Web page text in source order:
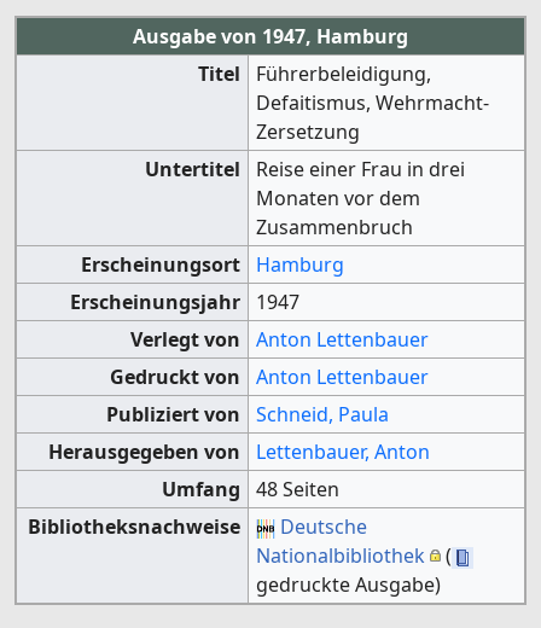
Ausgabe von 1947, Hamburg
Titel
Führerbeleidigung,
Defaitismus, Wehrmacht-
Zersetzung
Untertitel
Reise einer Frau in drei
Monaten vor dem
Zusammenbruch
Erscheinungsort
Hamburg
Erscheinungsjahr
1947
Verlegt von
Anton Lettenbauer
Gedruckt von
Anton Lettenbauer
Publiziert von
Schneid, Paula
Herausgegeben von
Lettenbauer, Anton
Umfang
48 Seiten
Bibliotheksnachweise
Deutsche
Nationalbibliothek
(
gedruckte Ausgabe)